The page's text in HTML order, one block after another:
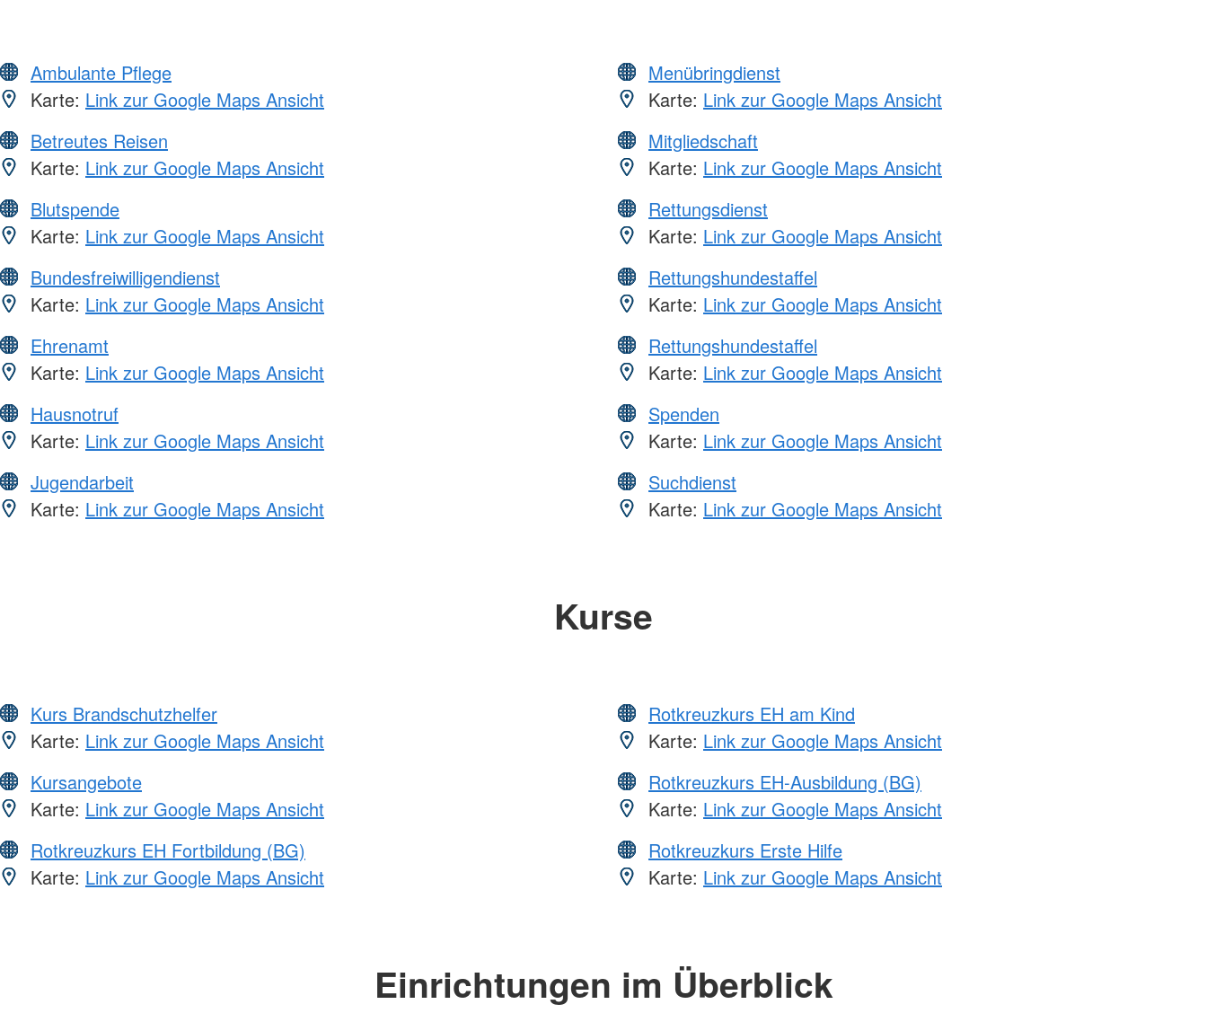
Ambulante Pflege
Karte: Link zur Google Maps Ansicht
Betreutes Reisen
Karte: Link zur Google Maps Ansicht
Blutspende
Karte: Link zur Google Maps Ansicht
Bundesfreiwilligendienst
Karte: Link zur Google Maps Ansicht
Ehrenamt
Karte: Link zur Google Maps Ansicht
Hausnotruf
Karte: Link zur Google Maps Ansicht
Jugendarbeit
Karte: Link zur Google Maps Ansicht
Menübringdienst
Karte: Link zur Google Maps Ansicht
Mitgliedschaft
Karte: Link zur Google Maps Ansicht
Rettungsdienst
Karte: Link zur Google Maps Ansicht
Rettungshundestaffel
Karte: Link zur Google Maps Ansicht
Rettungshundestaffel
Karte: Link zur Google Maps Ansicht
Spenden
Karte: Link zur Google Maps Ansicht
Suchdienst
Karte: Link zur Google Maps Ansicht
Kurse
Kurs Brandschutzhelfer
Karte: Link zur Google Maps Ansicht
Kursangebote
Karte: Link zur Google Maps Ansicht
Rotkreuzkurs EH Fortbildung (BG)
Karte: Link zur Google Maps Ansicht
Rotkreuzkurs EH am Kind
Karte: Link zur Google Maps Ansicht
Rotkreuzkurs EH-Ausbildung (BG)
Karte: Link zur Google Maps Ansicht
Rotkreuzkurs Erste Hilfe
Karte: Link zur Google Maps Ansicht
Einrichtungen im Überblick